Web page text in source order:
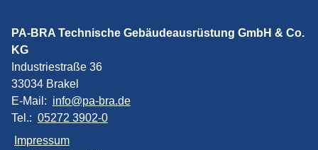
PA-BRA Technische Gebäudeausrüstung GmbH & Co.
KG
Industriestraße 36
33034 Brakel
E-Mail: info@pa-bra.de
Tel.: 05272 3902-0
Impressum